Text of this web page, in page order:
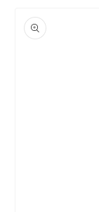
tuotetietoihin